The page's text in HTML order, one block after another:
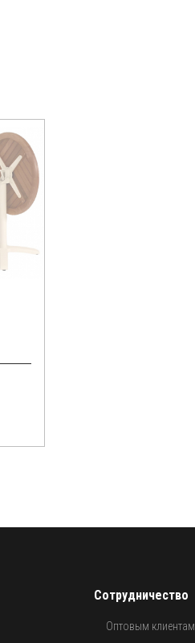
Сотрудничество
Оптовым клиентам